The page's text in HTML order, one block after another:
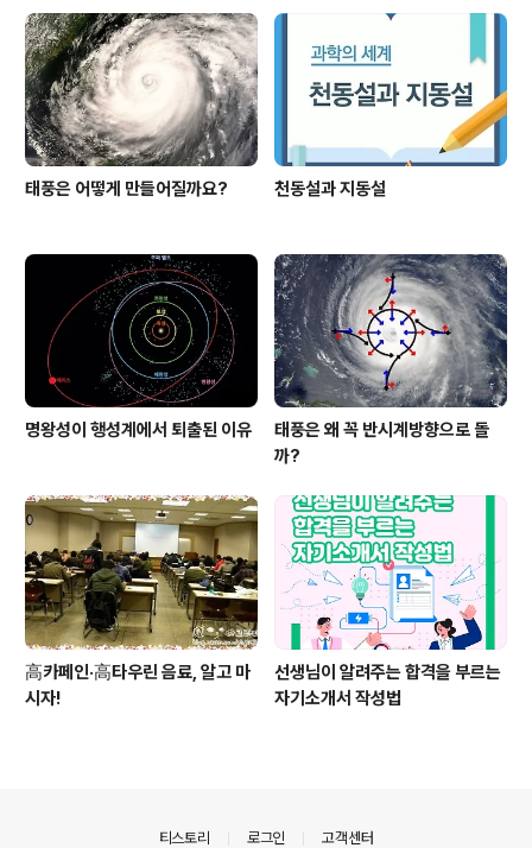
태풍은 어떻게 만들어질까요? 천동설과 지동설
명왕성이 행성계에서 퇴출된 이유
태풍은 왜 꼭 반시계방향으로 돌
까?
高카페인·高타우린 음료, 알고 마
시자!
선생님이 알려주는 합격을 부르는
자기소개서 작성법
티스토리 로그인 고객센터